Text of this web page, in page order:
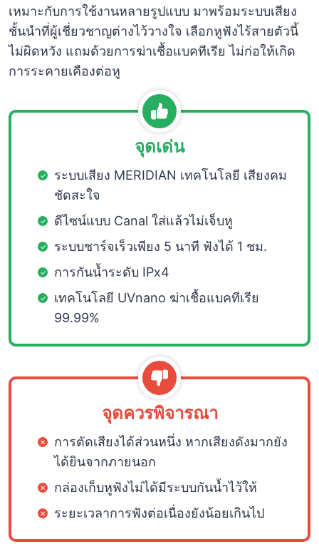
เหมาะกับการใช้งานหลายรูปแบบ มาพร้อมระบบเสียง
ชั้นนำที่ผู้เชี่ยวชาญต่างไว้วางใจ เลือกหูฟังไร้สายตัวนี้
ไม่ผิดหวัง แถมด้วยการฆ่าเชื้อแบคทีเรีย ไม่ก่อให้เกิด
การระคายเคืองต่อหู
จุดเด่น
ระบบเสียง MERIDIAN เทคโนโลยี เสียงคม
ชัดสะใจ
ดีไซน์แบบ Canal ใส่แล้วไม่เจ็บหู
ระบบชาร์จเร็วเพียง 5 นาที ฟังได้ 1 ชม.
การกันน้ำระดับ IPx4
เทคโนโลยี UVnano ฆ่าเชื้อแบคทีเรีย
99.99%
จุดควรพิจารณา
การตัดเสียงได้ส่วนหนึ่ง หากเสียงดังมากยัง
ได้ยินจากภายนอก
กล่องเก็บหูฟังไม่ได้มีระบบกันน้ำไว้ให้
ระยะเวลาการฟังต่อเนื่องยังน้อยเกินไป